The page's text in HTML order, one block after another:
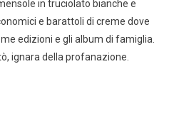
in truciolato bianche e
e barattoli di creme dove
edizioni e gli album di famiglia.
ignara della profanazione.